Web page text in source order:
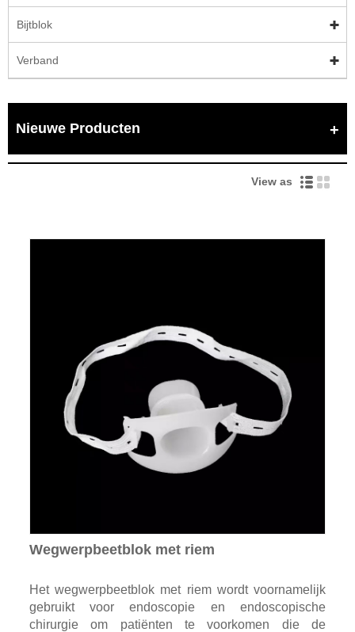
Bijtblok
Verband
Nieuwe Producten
View as
Wegwerpbeetblok met riem
Het wegwerpbeetblok met riem wordt voornamelijk
gebruikt voor endoscopie en endoscopische
chirurgie om patiënten te voorkomen die de